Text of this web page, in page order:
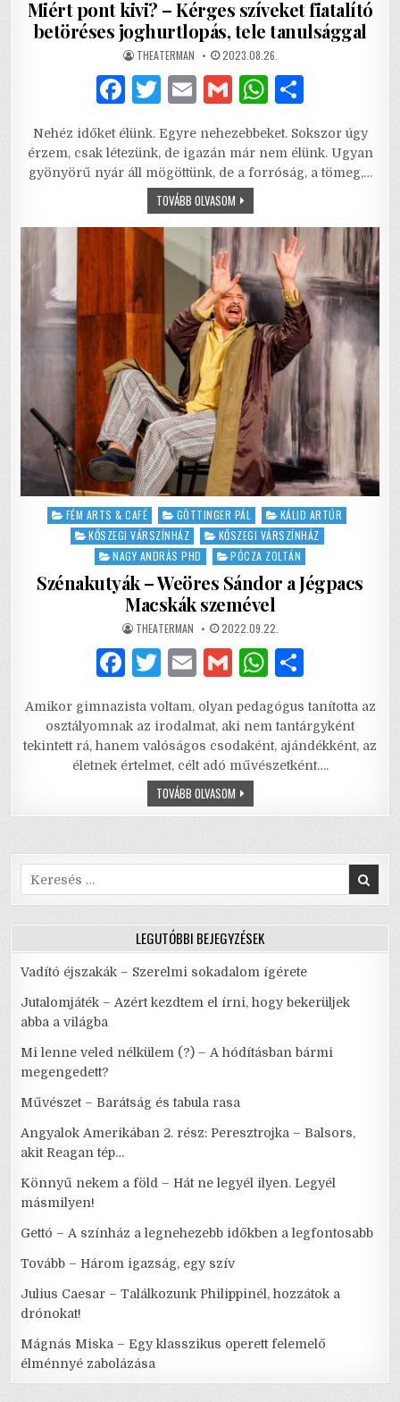
Miért pont kivi? – Kérges szíveket fiatalító
betöréses joghurtlopás, tele tanulsággal
AUTHOR:
THEATERMAN PUBLISHED
DATE:
2023.08.26.
F
c
e
o
k
T
it
te
r
E
ai
l
G
ai
l
W
at
s
p
p
ar
e
Nehéz időket élünk. Egyre nehezebbeket. Sokszor úgy
érzem, csak létezünk, de igazán már nem élünk. Ugyan
gyönyörű nyár áll mögöttünk, de a forróság, a tömeg,…
TOVÁBB OLVASOMMIÉRT
PONT
–
KÉRGES
SZÍVEKET
FIATALÍTÓ
BETÖRÉSES
JOGHURTLOPÁS,
TELE
TANULSÁGGAL
Posted
FÉM ARTS & CAFÉ GÖTTINGER PÁL
KÁLID ARTÚR
KŐSZEGI VÁRSZÍNHÁZ
KŐSZEGI VÁRSZÍNHÁZ
NAGY ANDRÁS PHD
PÓCZA ZOLTÁN
Szénakutyák – Weöres Sándor a Jégpacs
Macskák szemével
AUTHOR:
THEATERMAN PUBLISHED
DATE:
2022.09.22.
F
c
e
b
k
T
it
te
r
E
ai
l
G
ai
l
W
at
s
A
ar
e
Amikor gimnazista voltam, olyan pedagógus tanította az
osztályomnak az irodalmat, aki nem tantárgyként
tekintett rá, hanem valóságos csodaként, ajándékként, az
életnek értelmet, célt adó művészetként….
TOVÁBB OLVASOMSZÉNAKUTYÁK
–
WEÖRES
JÉGPACS
MACSKÁK
Search
for:
LEGUTÓBBI BEJEGYZÉSEK
Vadító éjszakák – Szerelmi sokadalom ígérete
Jutalomjáték – Azért kezdtem el írni, hogy bekerüljek
abba a világba
Mi lenne veled nélkülem (?) – A hódításban bármi
megengedett?
Művészet – Barátság és tabula rasa
Angyalok Amerikában 2. rész: Peresztrojka – Balsors,
akit Reagan tép…
Könnyű nekem a föld – Hát ne legyél ilyen. Legyél
másmilyen!
Gettó – A színház a legnehezebb időkben a legfontosabb
Tovább – Három igazság, egy szív
Julius Caesar – Találkozunk Philippinél, hozzátok a
drónokat!
Mágnás Miska – Egy klasszikus operett felemelő
élménnyé zabolázása